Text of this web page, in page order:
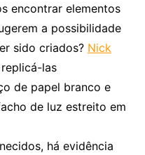
encontrar elementos
a possibilidade
sido criados? Nick
replicá-las
de papel branco e
de luz estreito em
há evidência